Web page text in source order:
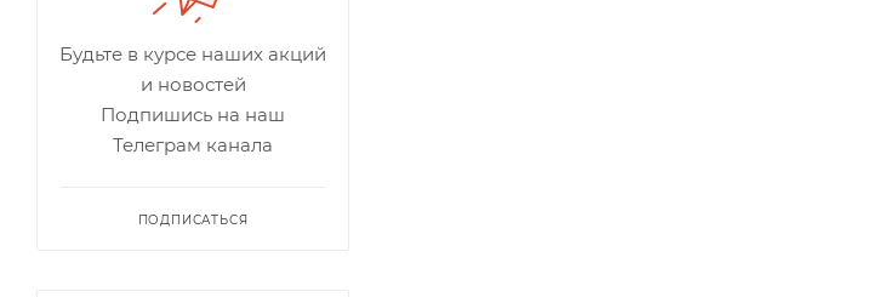
Будьте в курсе наших акций
и новостей
Подпишись на наш
Телеграм канала
ПОДПИСАТЬСЯ